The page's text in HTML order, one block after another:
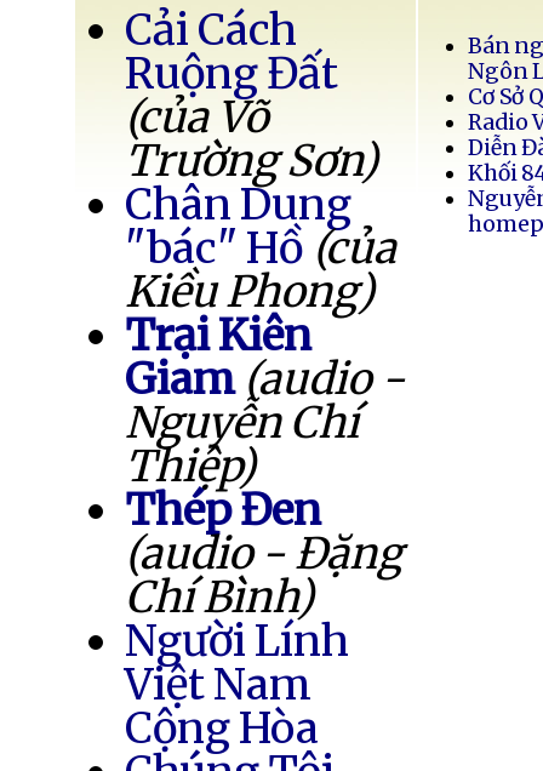
Cải Cách
Ruộng Đất
(của Võ
Trường Sơn)
Chân Dung
"bác" Hồ (của
Kiều Phong)
Trại Kiên
Giam (audio -
Nguyễn Chí
Thiệp)
Thép Đen
(audio - Đặng
Chí Bình)
Người Lính
Việt Nam
Cộng Hòa
Bán
Ngôn
Cơ Sở
Radio
Diễn
Khối